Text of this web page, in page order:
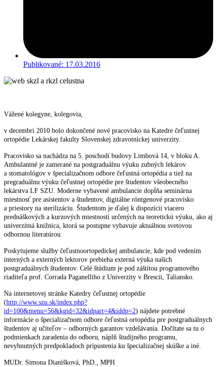
Publikované: 17.03.2016
Vážené kolegyne, kolegovia,
v decembri 2010 bolo dokončené nové pracovisko na Katedre čeľustnej
ortopédie Lekárskej fakulty Slovenskej zdravotníckej univerzity.
Pracovisko sa nachádza na 5. poschodí budovy Limbová 14, v bloku A.
Ambulantné je zamerané na postgraduálnu výuku zubných lekárov
a stomatológov v špecializačnom odbore čeľustná ortopédia a tiež na
pregraduálnu výuku čeľustnej ortopédie pre študentov všeobecného
lekárstva LF SZU. Moderne vybavené ambulancie dopĺňa seminárna
miestnosť pre asistentov a študentov, digitálne röntgenové pracovisko
a priestory na sterilizáciu. Študentom je ďalej k dispozícii viacero
prednáškových a kurzových miestností určených na teoretickú výuku, ako aj
univerzitná knižnica, ktorá sa postupne vybavuje aktuálnou svetovou
odbornou literatúrou.
Poskytujeme služby čeľustnoortopedickej ambulancie, kde pod vedením
interných a externých lektorov prebieha externá výuka našich
postgraduálnych študentov. Celé štúdium je pod záštitou programového
riaditeľa prof. Corrada Paganelliho z Univerzity v Brescii, Taliansko.
Na internetovej stránke Katedry čeľustnej ortopédie
(http://www.szu.sk/index.php?
id=100&menu=56&kgid=32&idpart=4&iddp=2) nájdete potrebné
informácie o špecializačnom odbore čeľustná ortopédia pre postgraduálnych
študentov aj učiteľov – odborných garantov vzdelávania. Dočítate sa tu o
podmienkach zaradenia do odboru, náplň študijného programu,
nevyhnutných predpokladoch pripustenia ku špecializačnej skúške a iné.
MUDr. Simona Dianišková, PhD., MPH